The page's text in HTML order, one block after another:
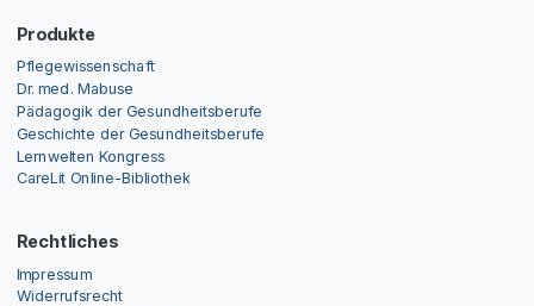
Produkte
Pflegewissenschaft
Dr. med. Mabuse
Pädagogik der Gesundheitsberufe
Geschichte der Gesundheitsberufe
Lernwelten Kongress
CareLit Online-Bibliothek
Rechtliches
Impressum
Widerrufsrecht